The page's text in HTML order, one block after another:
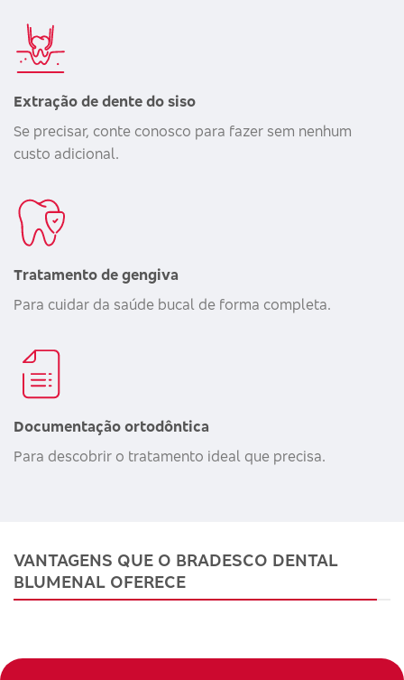
Extração de dente do siso
Se precisar, conte conosco para fazer sem nenhum
custo adicional.
Tratamento de gengiva
Para cuidar da saúde bucal de forma completa.
Documentação ortodôntica
Para descobrir o tratamento ideal que precisa.
VANTAGENS QUE O BRADESCO DENTAL
BLUMENAL OFERECE